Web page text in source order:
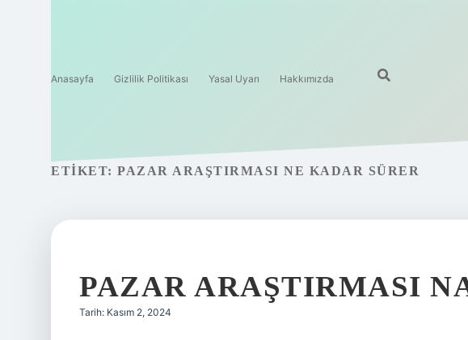
Anasayfa Gizlilik Politikası Yasal Uyarı Hakkımızda
ETIKET: PAZAR ARAŞTIRMASI NE KADAR SÜRER
PAZAR ARAŞTIRMASI
Tarih: Kasım 2, 2024